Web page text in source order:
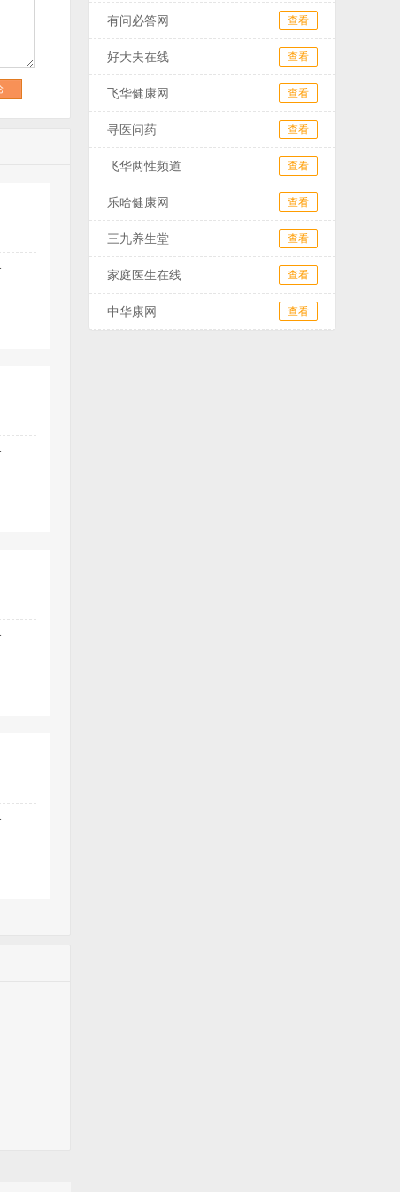
有问必答网 查看
好大夫在线 查看
飞华健康网 查看
寻医问药 查看
飞华两性频道 查看
乐哈健康网 查看
三九养生堂 查看
家庭医生在线 查看
中华康网 查看